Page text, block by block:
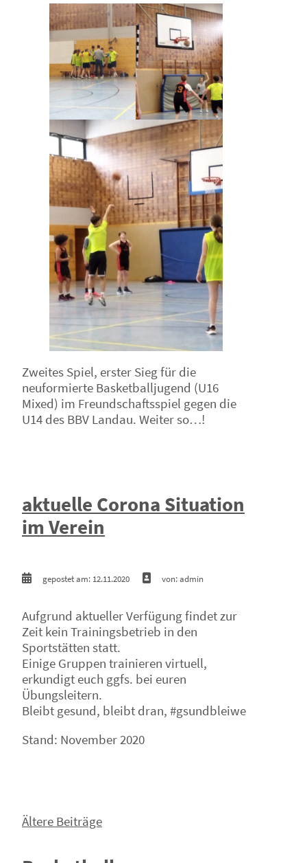
Zweites Spiel, erster Sieg für die
neuformierte Basketballjugend (U16
Mixed) im Freundschaftsspiel gegen die
U14 des BBV Landau. Weiter so…!
aktuelle Corona Situation
im Verein
gepostet am: 12.11.2020 von: admin
Aufgrund aktueller Verfügung findet zur
Zeit kein Trainingsbetrieb in den
Sportstätten statt.
Einige Gruppen trainieren virtuell,
erkundigt euch ggfs. bei euren
Übungsleitern.
Bleibt gesund, bleibt dran, #gsundbleiwe
Stand: November 2020
Beitragsnavigation
Ältere Beiträge